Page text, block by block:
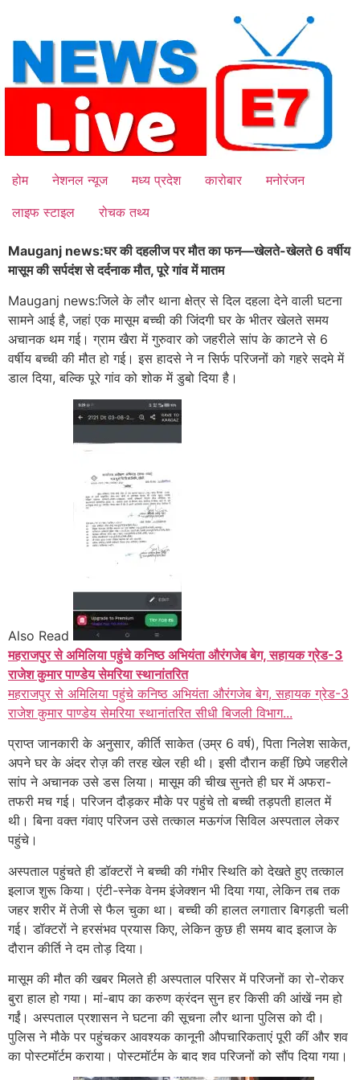
content
होम नेशनल न्यूज मध्य प्रदेश कारोबार
मनोरंजन
लाइफ स्टाइल
रोचक तथ्य
Mauganj news:घर की दहलीज पर मौत का फन—खेलते-खेलते 6 वर्षीय
मासूम की सर्पदंश से दर्दनाक मौत, पूरे गांव में मातम
Mauganj news:जिले के लौर थाना क्षेत्र से दिल दहला देने वाली घटना
सामने आई है, जहां एक मासूम बच्ची की जिंदगी घर के भीतर खेलते समय
अचानक थम गई। ग्राम खैरा में गुरुवार को जहरीले सांप के काटने से 6
वर्षीय बच्ची की मौत हो गई। इस हादसे ने न सिर्फ परिजनों को गहरे सदमे में
डाल दिया, बल्कि पूरे गांव को शोक में डुबो दिया है।
Also Read
महराजपुर से अमिलिया पहुंचे कनिष्ठ अभियंता औरंगजेब बेग, सहायक ग्रेड-3
राजेश कुमार पाण्डेय सेमरिया स्थानांतरित
महराजपुर से अमिलिया पहुंचे कनिष्ठ अभियंता औरंगजेब बेग, सहायक ग्रेड-3
राजेश कुमार पाण्डेय सेमरिया स्थानांतरित सीधी बिजली विभाग...
प्राप्त जानकारी के अनुसार, कीर्ति साकेत (उम्र 6 वर्ष), पिता निलेश साकेत,
अपने घर के अंदर रोज़ की तरह खेल रही थी। इसी दौरान कहीं छिपे जहरीले
सांप ने अचानक उसे डस लिया। मासूम की चीख सुनते ही घर में अफरा-
तफरी मच गई। परिजन दौड़कर मौके पर पहुंचे तो बच्ची तड़पती हालत में
थी। बिना वक्त गंवाए परिजन उसे तत्काल मऊगंज सिविल अस्पताल लेकर
पहुंचे।
अस्पताल पहुंचते ही डॉक्टरों ने बच्ची की गंभीर स्थिति को देखते हुए तत्काल
इलाज शुरू किया। एंटी-स्नेक वेनम इंजेक्शन भी दिया गया, लेकिन तब तक
जहर शरीर में तेजी से फैल चुका था। बच्ची की हालत लगातार बिगड़ती चली
गई। डॉक्टरों ने हरसंभव प्रयास किए, लेकिन कुछ ही समय बाद इलाज के
दौरान कीर्ति ने दम तोड़ दिया।
मासूम की मौत की खबर मिलते ही अस्पताल परिसर में परिजनों का रो-रोकर
बुरा हाल हो गया। मां-बाप का करुण क्रंदन सुन हर किसी की आंखें नम हो
गईं। अस्पताल प्रशासन ने घटना की सूचना लौर थाना पुलिस को दी।
पुलिस ने मौके पर पहुंचकर आवश्यक कानूनी औपचारिकताएं पूरी कीं और शव
का पोस्टमॉर्टम कराया। पोस्टमॉर्टम के बाद शव परिजनों को सौंप दिया गया।